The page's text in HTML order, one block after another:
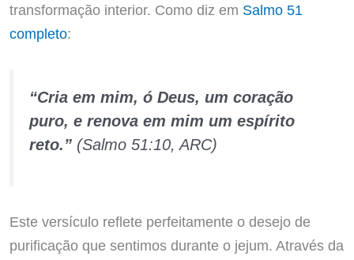
transformação interior. Como diz em Salmo 51
completo:
“Cria em mim, ó Deus, um coração
puro, e renova em mim um espírito
reto.” (Salmo 51:10, ARC)
Este versículo reflete perfeitamente o desejo de
purificação que sentimos durante o jejum. Através da